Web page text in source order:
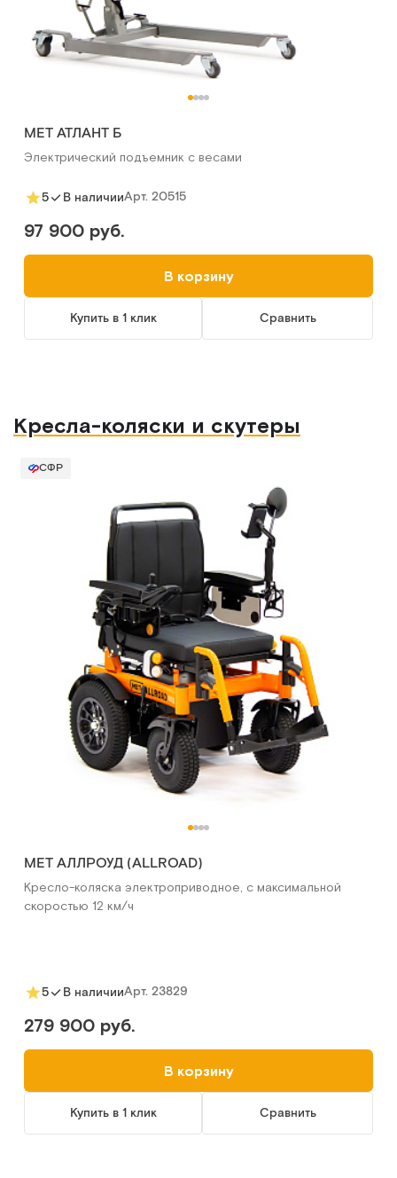
MET АТЛАНТ Б
Электрический подъемник с весами
5 В наличииАрт. 20515
97 900 руб.
В корзину
Купить в 1 клик Сравнить
Кресла-коляски и скутеры
СФР
MET АЛЛРОУД (ALLROAD)
Кресло-коляска электроприводное, с максимальной
скоростью 12 км/ч
5 В наличииАрт. 23829
279 900 руб.
В корзину
Купить в 1 клик Сравнить